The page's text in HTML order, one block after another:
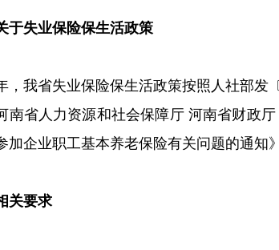
于失业保险保生活政策
，我省失业保险保生活政策按照人社部发
南省人力资源和社会保障厅 河南省财政
加企业职工基本养老保险有关问题的通知
关要求